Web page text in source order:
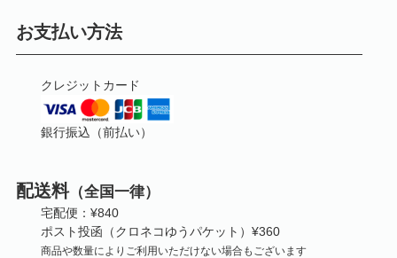
お支払い方法
クレジットカード
銀行振込（前払い）
配送料（全国一律）
宅配便：¥840
ポスト投函（クロネコゆうパケット）¥360
商品や数量によりご利用いただけない場合もございます